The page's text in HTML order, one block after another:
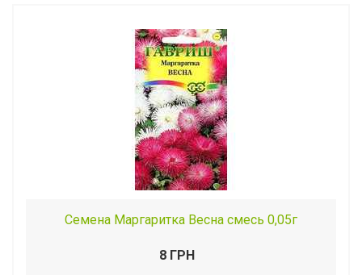
Семена Маргаритка Весна смесь 0,05г
8 ГРН